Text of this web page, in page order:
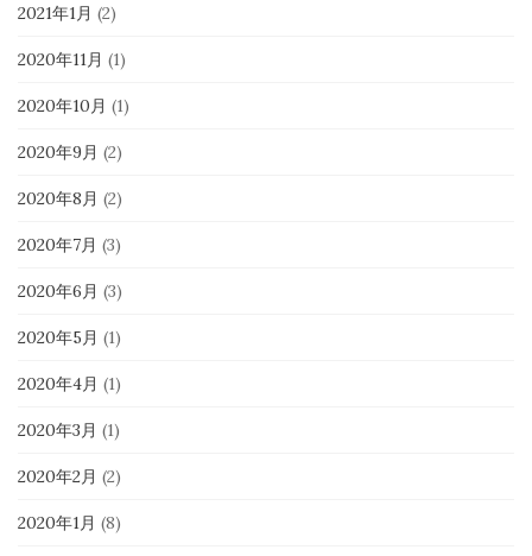
2021年1月 (2)
2020年11月 (1)
2020年10月 (1)
2020年9月 (2)
2020年8月 (2)
2020年7月 (3)
2020年6月 (3)
2020年5月 (1)
2020年4月 (1)
2020年3月 (1)
2020年2月 (2)
2020年1月 (8)